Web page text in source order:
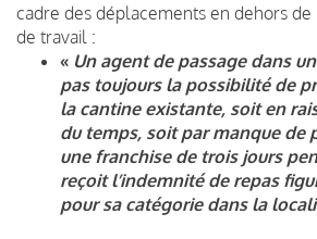
cadre des déplacements en dehors
de travail :
« Un agent de passage dans
pas toujours la possibilité de
la cantine existante, soit en
du temps, soit par manque de
une franchise de trois jours
reçoit l’indemnité de repas
pour sa catégorie dans la